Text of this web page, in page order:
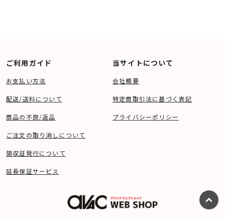
ご利用ガイド
お支払い方法
配送/送料について
商品の不良/返品
ご注文の取り消しについて
領収証発行について
延長保証サービス
当サイトについて
会社概要
特定商取引法に基づく表記
プライバシーポリシー